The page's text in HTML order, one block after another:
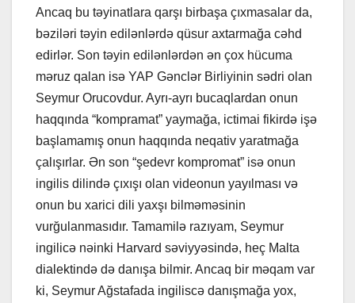
Ancaq bu təyinatlara qarşı birbaşa çıxmasalar da,
bəziləri təyin edilənlərdə qüsur axtarmağa cəhd
edirlər. Son təyin edilənlərdən ən çox hücuma
məruz qalan isə YAP Gənclər Birliyinin sədri olan
Seymur Orucovdur. Ayrı-ayrı bucaqlardan onun
haqqında “kompramat” yaymağa, ictimai fikirdə işə
başlamamış onun haqqında neqativ yaratmağa
çalışırlar. Ən son “şedevr kompromat” isə onun
ingilis dilində çıxışı olan videonun yayılması və
onun bu xarici dili yaxşı bilməməsinin
vurğulanmasıdır. Tamamilə razıyam, Seymur
ingilicə nəinki Harvard səviyyəsində, heç Malta
dialektində də danışa bilmir. Ancaq bir məqam var
ki, Seymur Ağstafada ingiliscə danışmağa yox,